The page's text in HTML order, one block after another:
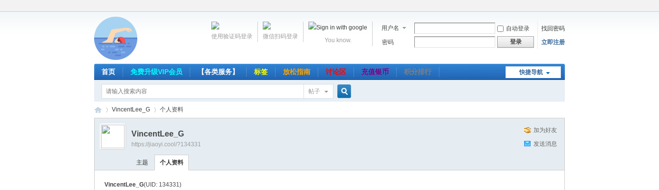
用户名 自动登录
找回密码
密码
登录 立即注册
You know.
微信扫码登录
使用验证码登录
快捷导航
首页 免费升级VIP会员 【各类服务】 标签 放松指南 讨论区 充值银币 积分排行
帖子
›
VincentLee_G 个人资料
加为好友
发送消息
VincentLee_G
https://jiaoyi.cool/?134331
主题 个人资料
VincentLee_G(UID: 134331)